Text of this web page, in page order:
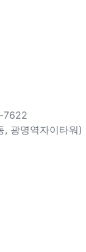
7622
광명역자이타워)